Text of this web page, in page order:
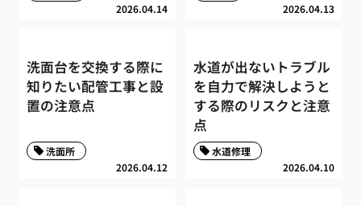
2026.04.14 2026.04.13
洗面台を交換する際に
知りたい配管工事と設
置の注意点
2026.04.12
洗面所
水道が出ないトラブル
を自力で解決しようと
する際のリスクと注意
点
2026.04.10
水道修理